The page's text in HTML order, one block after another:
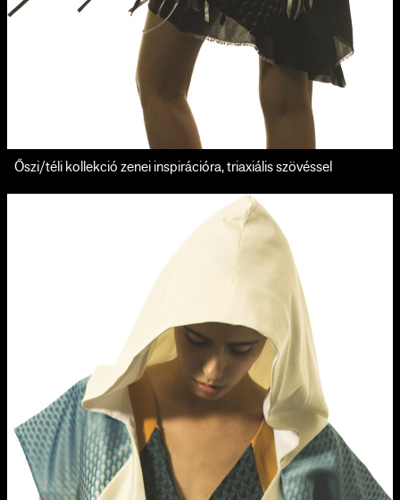
Őszi/téli kollekció zenei inspirációra, triaxiális szövéssel